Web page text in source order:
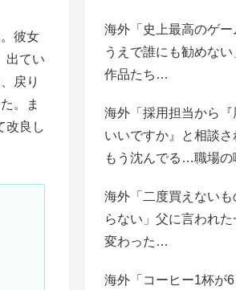
彼女
出てい
戻り
。ま
改良し
海外「史上最高のゲ
うえで誰にも勧めな
作品たち…
海外「採用担当から
いいですか』と相談
もう沈んでる…職場の
海外「二度買えない
らない」父に言われ
変わった…
海外「コーヒー1杯が